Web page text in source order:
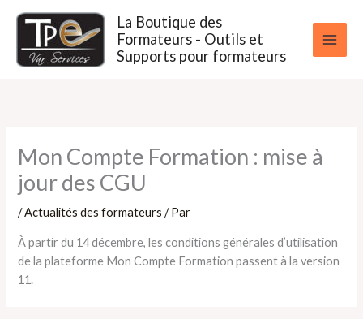
contenu
La Boutique des
Formateurs - Outils et
Supports pour formateurs
Mon Compte Formation : mise à
jour des CGU
/Actualités des formateurs / Par
À partir du 14 décembre, les conditions générales d’utilisation
de la plateforme Mon Compte Formation passent à la version
11.